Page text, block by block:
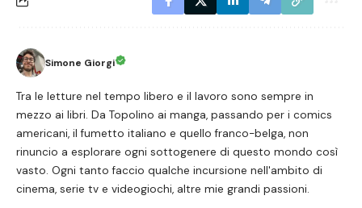
Simone Giorgi
Tra le letture nel tempo libero e il lavoro sono sempre in
mezzo ai libri. Da Topolino ai manga, passando per i comics
americani, il fumetto italiano e quello franco-belga, non
rinuncio a esplorare ogni sottogenere di questo mondo così
vasto. Ogni tanto faccio qualche incursione nell'ambito di
cinema, serie tv e videogiochi, altre mie grandi passioni.